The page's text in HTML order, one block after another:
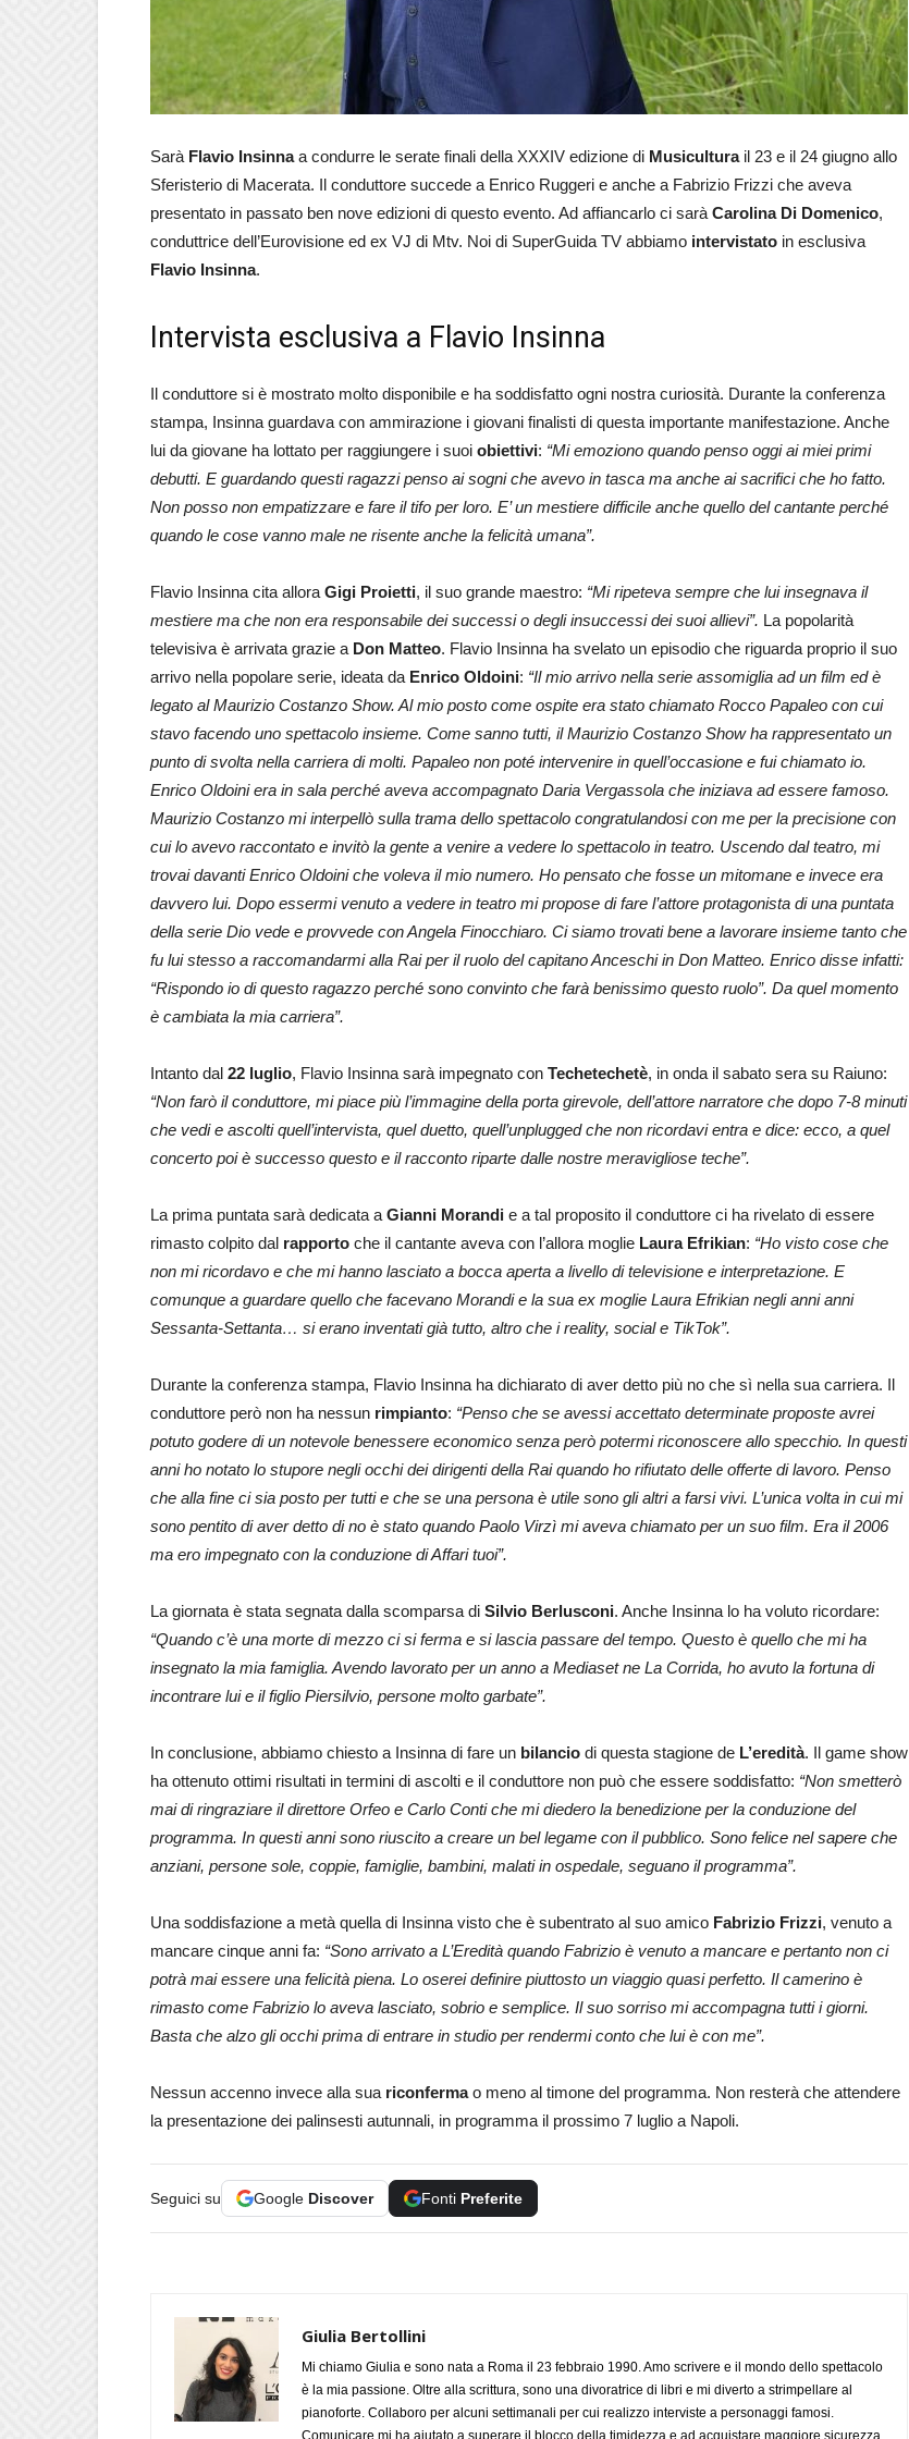
Sarà Flavio Insinnaa condurre le serate finali della XXXIV edizione di Musiculturail 23 e il 24 giugno allo
Sferisterio di Macerata. Il conduttore succede a Enrico Ruggeri e anche a Fabrizio Frizzi che aveva
presentato in passato ben nove edizioni di questo evento. Ad affiancarlo ci sarà Carolina Di Domenico,
conduttrice dell’Eurovisione ed ex VJ di Mtv. Noi di SuperGuida TV abbiamo intervistato in esclusiva
Flavio Insinna.
Intervista esclusiva a Flavio Insinna
Il conduttore si è mostrato molto disponibile e ha soddisfatto ogni nostra curiosità. Durante la conferenza
stampa, Insinna guardava con ammirazione i giovani finalisti di questa importante manifestazione. Anche
lui da giovane ha lottato per raggiungere i suoi obiettivi: “Mi emoziono quando penso oggi ai miei primi
debutti. E guardando questi ragazzi penso ai sogni che avevo in tasca ma anche ai sacrifici che ho fatto.
Non posso non empatizzare e fare il tifo per loro. E’ un mestiere difficile anche quello del cantante perché
quando le cose vanno male ne risente anche la felicità umana”.
Flavio Insinna cita allora Gigi Proietti, il suo grande maestro: “Mi ripeteva sempre che lui insegnava il
mestiere ma che non era responsabile dei successi o degli insuccessi dei suoi allievi”. La popolarità
televisiva è arrivata grazie a Don Matteo. Flavio Insinna ha svelato un episodio che riguarda proprio il suo
arrivo nella popolare serie, ideata da Enrico Oldoini: “Il mio arrivo nella serie assomiglia ad un film ed è
legato al Maurizio Costanzo Show. Al mio posto come ospite era stato chiamato Rocco Papaleo con cui
stavo facendo uno spettacolo insieme. Come sanno tutti, il Maurizio Costanzo Show ha rappresentato un
punto di svolta nella carriera di molti. Papaleo non poté intervenire in quell’occasione e fui chiamato io.
Enrico Oldoini era in sala perché aveva accompagnato Daria Vergassola che iniziava ad essere famoso.
Maurizio Costanzo mi interpellò sulla trama dello spettacolo congratulandosi con me per la precisione con
cui lo avevo raccontato e invitò la gente a venire a vedere lo spettacolo in teatro. Uscendo dal teatro, mi
trovai davanti Enrico Oldoini che voleva il mio numero. Ho pensato che fosse un mitomane e invece era
davvero lui. Dopo essermi venuto a vedere in teatro mi propose di fare l’attore protagonista di una puntata
della serie Dio vede e provvede con Angela Finocchiaro. Ci siamo trovati bene a lavorare insieme tanto che
fu lui stesso a raccomandarmi alla Rai per il ruolo del capitano Anceschi in Don Matteo. Enrico disse infatti:
“Rispondo io di questo ragazzo perché sono convinto che farà benissimo questo ruolo”. Da quel momento
è cambiata la mia carriera”.
Intanto dal 22 luglio, Flavio Insinna sarà impegnato con Techetechetè, in onda il sabato sera su Raiuno:
“Non farò il conduttore, mi piace più l’immagine della porta girevole, dell’attore narratore che dopo 7-8 minuti
che vedi e ascolti quell’intervista, quel duetto, quell’unplugged che non ricordavi entra e dice: ecco, a quel
concerto poi è successo questo e il racconto riparte dalle nostre meravigliose teche”.
La prima puntata sarà dedicata a Gianni Morandi e a tal proposito il conduttore ci ha rivelato di essere
rimasto colpito dal rapporto che il cantante aveva con l’allora moglie Laura Efrikian: “Ho visto cose che
non mi ricordavo e che mi hanno lasciato a bocca aperta a livello di televisione e interpretazione. E
comunque a guardare quello che facevano Morandi e la sua ex moglie Laura Efrikian negli anni anni
Sessanta-Settanta… si erano inventati già tutto, altro che i reality, social e TikTok”.
Durante la conferenza stampa, Flavio Insinna ha dichiarato di aver detto più no che sì nella sua carriera. Il
conduttore però non ha nessun rimpianto: “Penso che se avessi accettato determinate proposte avrei
potuto godere di un notevole benessere economico senza però potermi riconoscere allo specchio. In questi
anni ho notato lo stupore negli occhi dei dirigenti della Rai quando ho rifiutato delle offerte di lavoro. Penso
che alla fine ci sia posto per tutti e che se una persona è utile sono gli altri a farsi vivi. L’unica volta in cui mi
sono pentito di aver detto di no è stato quando Paolo Virzì mi aveva chiamato per un suo film. Era il 2006
ma ero impegnato con la conduzione di Affari tuoi”.
La giornata è stata segnata dalla scomparsa di Silvio Berlusconi. Anche Insinna lo ha voluto ricordare:
“Quando c’è una morte di mezzo ci si ferma e si lascia passare del tempo. Questo è quello che mi ha
insegnato la mia famiglia. Avendo lavorato per un anno a Mediaset ne La Corrida, ho avuto la fortuna di
incontrare lui e il figlio Piersilvio, persone molto garbate”.
In conclusione, abbiamo chiesto a Insinna di fare un bilancio di questa stagione de L’eredità. Il game show
ha ottenuto ottimi risultati in termini di ascolti e il conduttore non può che essere soddisfatto: “Non smetterò
mai di ringraziare il direttore Orfeo e Carlo Conti che mi diedero la benedizione per la conduzione del
programma. In questi anni sono riuscito a creare un bel legame con il pubblico. Sono felice nel sapere che
anziani, persone sole, coppie, famiglie, bambini, malati in ospedale, seguano il programma”.
Una soddisfazione a metà quella di Insinna visto che è subentrato al suo amico Fabrizio Frizzi, venuto a
mancare cinque anni fa: “Sono arrivato a L’Eredità quando Fabrizio è venuto a mancare e pertanto non ci
potrà mai essere una felicità piena. Lo oserei definire piuttosto un viaggio quasi perfetto. Il camerino è
rimasto come Fabrizio lo aveva lasciato, sobrio e semplice. Il suo sorriso mi accompagna tutti i giorni.
Basta che alzo gli occhi prima di entrare in studio per rendermi conto che lui è con me”.
Nessun accenno invece alla sua riconfermao meno al timone del programma. Non resterà che attendere
la presentazione dei palinsesti autunnali, in programma il prossimo 7 luglio a Napoli.
Seguici su Google Discover Fonti Preferite
Giulia Bertollini
Mi chiamo Giulia e sono nata a Roma il 23 febbraio 1990. Amo scrivere e il mondo dello spettacolo
è la mia passione. Oltre alla scrittura, sono una divoratrice di libri e mi diverto a strimpellare al
pianoforte. Collaboro per alcuni settimanali per cui realizzo interviste a personaggi famosi.
Comunicare mi ha aiutato a superare il blocco della timidezza e ad acquistare maggiore sicurezza.